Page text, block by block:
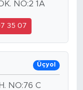
NO:2 1A
35 07
Üçyol
NO:76 C